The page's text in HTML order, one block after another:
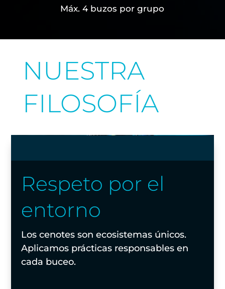
Máx. 4 buzos por grupo
NUESTRA
FILOSOFÍA
Respeto por el
entorno
Los cenotes son ecosistemas únicos.
Aplicamos prácticas responsables en
cada buceo.